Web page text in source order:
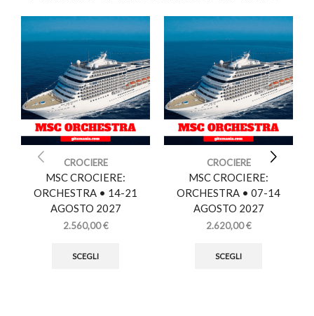
CROCIERE
MSC CROCIERE:
ORCHESTRA • 14-21
AGOSTO 2027
2.560,00€
SCEGLI
CROCIERE
MSC CROCIERE:
ORCHESTRA • 07-14
AGOSTO 2027
2.620,00€
SCEGLI